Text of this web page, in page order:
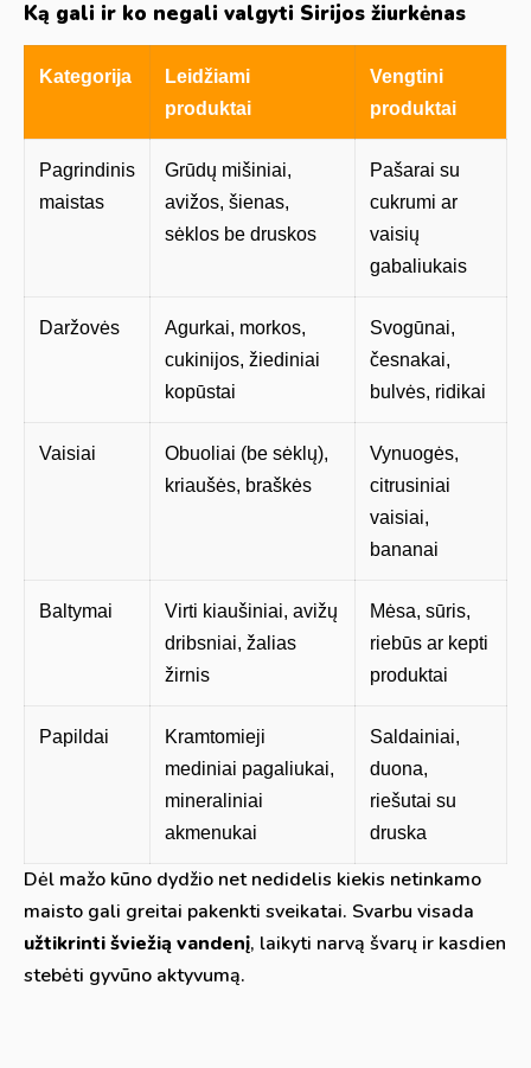
Ką gali ir ko negali valgyti Sirijos žiurkėnas
Kategorija
Leidžiami
produktai
Vengtini
produktai
Pagrindinis
maistas
Grūdų mišiniai,
avižos, šienas,
sėklos be druskos
Pašarai su
cukrumi ar
vaisių
gabaliukais
Daržovės
Agurkai, morkos,
cukinijos, žiediniai
kopūstai
Svogūnai,
česnakai,
bulvės, ridikai
Vaisiai
Obuoliai (be sėklų),
kriaušės, braškės
Vynuogės,
citrusiniai
vaisiai,
bananai
Baltymai
Virti kiaušiniai, avižų
dribsniai, žalias
žirnis
Mėsa, sūris,
riebūs ar kepti
produktai
Papildai
Kramtomieji
mediniai pagaliukai,
mineraliniai
akmenukai
Saldainiai,
duona,
riešutai su
druska
Dėl mažo kūno dydžio net nedidelis kiekis netinkamo
maisto gali greitai pakenkti sveikatai. Svarbu visada
užtikrinti šviežią vandenį, laikyti narvą švarų ir kasdien
stebėti gyvūno aktyvumą.